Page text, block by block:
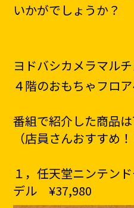
いかがでしょうか？
ヨドバシカメラマル
４階のおもちゃフロア
番組で紹介した商品は
（店員さんおすすめ！
１，任天堂ニンテン
デル ¥37,980